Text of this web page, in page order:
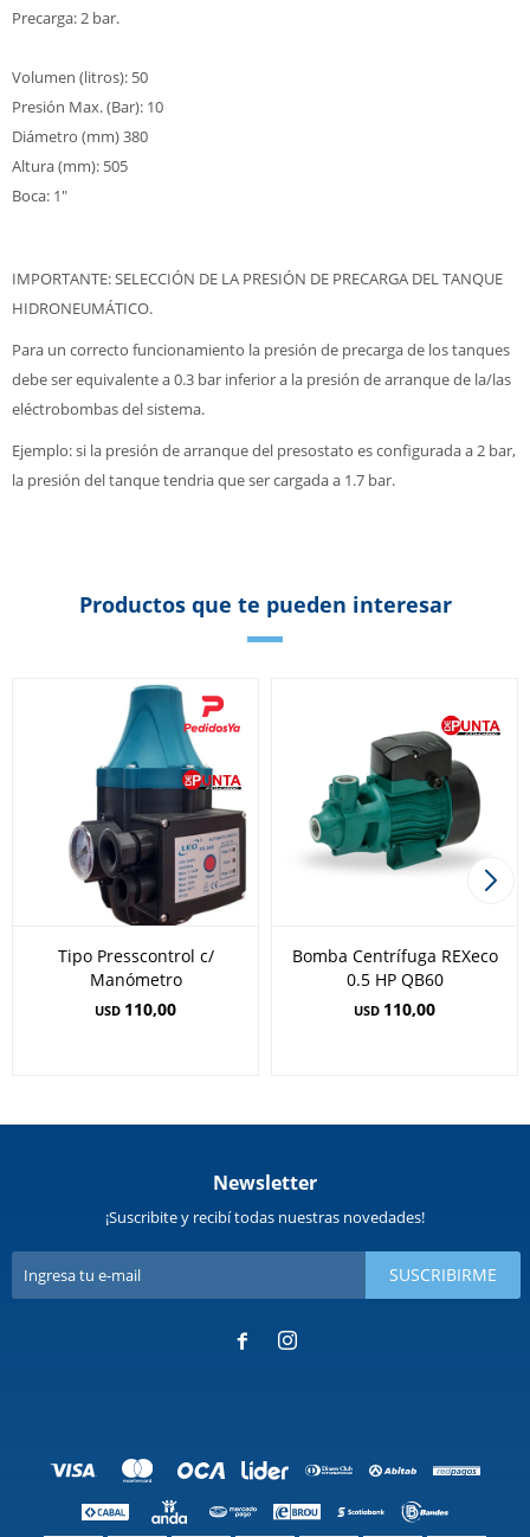
Precarga: 2 bar.
Volumen (litros): 50
Presión Max. (Bar): 10
Diámetro (mm) 380
Altura (mm): 505
Boca: 1"
IMPORTANTE: SELECCIÓN DE LA PRESIÓN DE PRECARGA DEL TANQUE
HIDRONEUMÁTICO.
Para un correcto funcionamiento la presión de precarga de los tanques
debe ser equivalente a 0.3 bar inferior a la presión de arranque de la/las
eléctrobombas del sistema.
Ejemplo: si la presión de arranque del presostato es configurada a 2 bar,
la presión del tanque tendria que ser cargada a 1.7 bar.
Productos que te pueden interesar
Tipo Presscontrol c/
Manómetro
USD 110,00
Bomba Centrífuga REXeco
0.5 HP QB60
USD 110,00
Newsletter
¡Suscribite y recibí todas nuestras novedades!
SUSCRIBIRME
 